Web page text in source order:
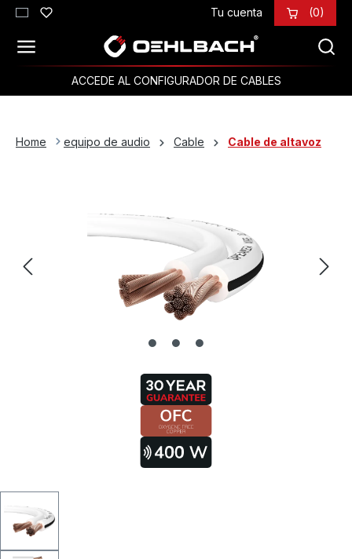
Saltar al contenido principal Tu cuenta (0)
ACCEDE AL CONFIGURADOR DE CABLES
Home equipo de audio Cable Cable de altavoz